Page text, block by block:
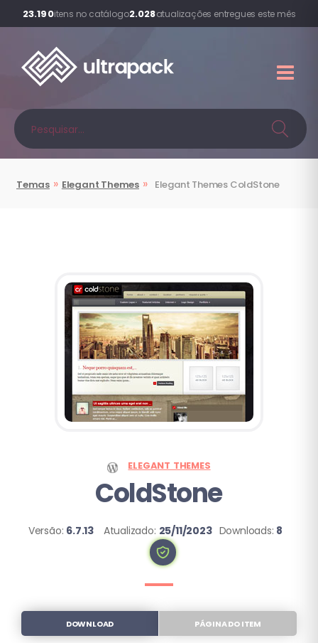
23.190itens no catálogo2.028atualizações entregues este mês
Temas » Elegant Themes » Elegant Themes ColdStone
ELEGANT THEMES
ColdStone
Versão: 6.7.13 Atualizado: 25/11/2023 Downloads: 8
DOWNLOAD PÁGINA DO ITEM